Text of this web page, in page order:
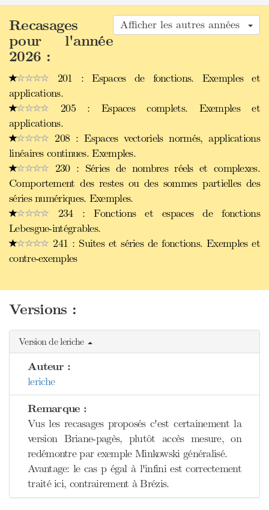
Afficher les autres années
Recasages
pour l'année
2026 :
201 : Espaces de fonctions. Exemples et
applications.
205 : Espaces complets. Exemples et
applications.
208 : Espaces vectoriels normés, applications
linéaires continues. Exemples.
230 : Séries de nombres réels et complexes.
Comportement des restes ou des sommes partielles des
séries numériques. Exemples.
234 : Fonctions et espaces de fonctions
Lebesgue-intégrables.
241 : Suites et séries de fonctions. Exemples et
contre-exemples
Versions :
Version de leriche
Auteur :
leriche
Remarque :
Vus les recasages proposés c'est certainement la
version Briane-pagès, plutôt accès mesure, on
redémontre par exemple Minkowski généralisé.
Avantage: le cas p égal à l'infini est correctement
traité ici, contrairement à Brézis.